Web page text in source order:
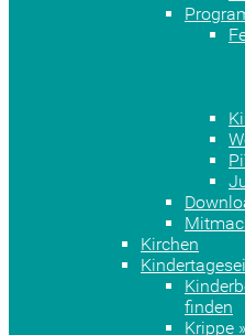
Kirchen
finden
Krippe